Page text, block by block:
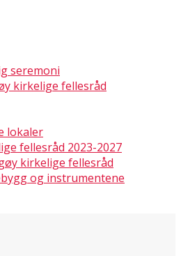
seremoni
kirkelige fellesråd
lokaler
fellesråd 2023-2027
kirkelige fellesråd
og instrumentene